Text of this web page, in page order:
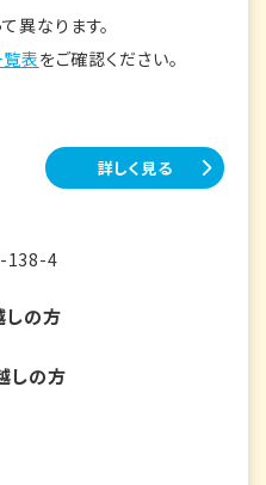
異なります。
表をご確認ください。
詳しく見る
138-4
しの方
しの方